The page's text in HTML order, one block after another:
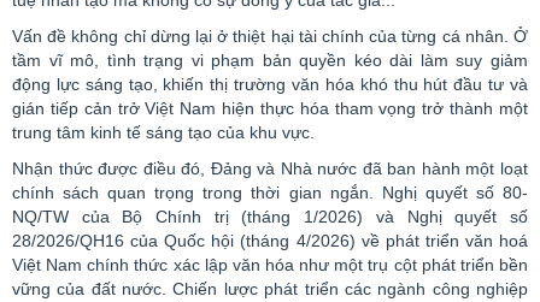
Vấn đề không chỉ dừng lại ở thiệt hại tài chính của từng cá nhân. Ở
tầm vĩ mô, tình trạng vi phạm bản quyền kéo dài làm suy giảm
động lực sáng tạo, khiến thị trường văn hóa khó thu hút đầu tư và
gián tiếp cản trở Việt Nam hiện thực hóa tham vọng trở thành một
trung tâm kinh tế sáng tạo của khu vực.
Nhận thức được điều đó, Đảng và Nhà nước đã ban hành một loạt
chính sách quan trọng trong thời gian ngắn. Nghị quyết số 80-
NQ/TW của Bộ Chính trị (tháng 1/2026) và Nghị quyết số
28/2026/QH16 của Quốc hội (tháng 4/2026) về phát triển văn hoá
Việt Nam chính thức xác lập văn hóa như một trụ cột phát triển bền
vững của đất nước. Chiến lược phát triển các ngành công nghiệp